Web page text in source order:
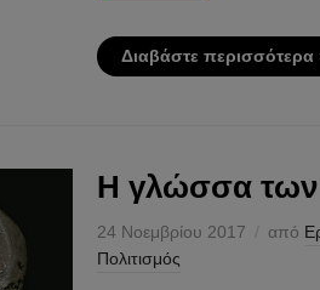
Διαβάστε περισσότερα
Η γλώσσα
24 Νοεμβρίου 2017 από
Πολιτισμός